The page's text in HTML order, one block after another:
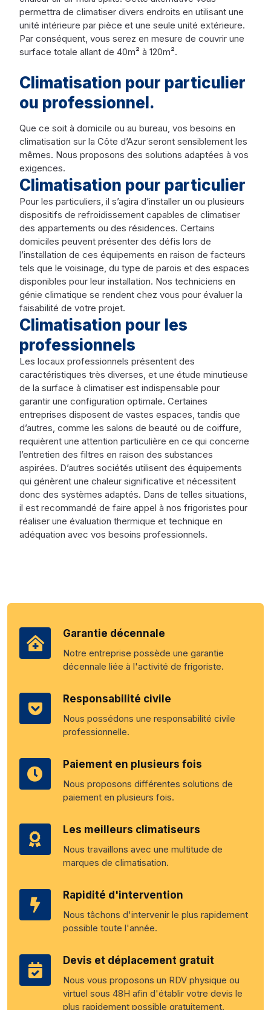
permettra de climatiser divers endroits en utilisant une
unité intérieure par pièce et une seule unité extérieure.
Par conséquent, vous serez en mesure de couvrir une
surface totale allant de 40m² à 120m².
Climatisation pour particulier
ou professionnel.
Que ce soit à domicile ou au bureau, vos besoins en
climatisation sur la Côte d’Azur seront sensiblement les
mêmes. Nous proposons des solutions adaptées à vos
exigences.
Climatisation pour particulier
Pour les particuliers, il s’agira d’installer un ou plusieurs
dispositifs de refroidissement capables de climatiser
des appartements ou des résidences. Certains
domiciles peuvent présenter des défis lors de
l’installation de ces équipements en raison de facteurs
tels que le voisinage, du type de parois et des espaces
disponibles pour leur installation. Nos techniciens en
génie climatique se rendent chez vous pour évaluer la
faisabilité de votre projet.
Climatisation pour les
professionnels
Les locaux professionnels présentent des
caractéristiques très diverses, et une étude minutieuse
de la surface à climatiser est indispensable pour
garantir une configuration optimale. Certaines
entreprises disposent de vastes espaces, tandis que
d’autres, comme les salons de beauté ou de coiffure,
requièrent une attention particulière en ce qui concerne
l’entretien des filtres en raison des substances
aspirées. D’autres sociétés utilisent des équipements
qui génèrent une chaleur significative et nécessitent
donc des systèmes adaptés. Dans de telles situations,
il est recommandé de faire appel à nos frigoristes pour
réaliser une évaluation thermique et technique en
adéquation avec vos besoins professionnels.
Garantie décennale
Notre entreprise possède une garantie
décennale liée à l'activité de frigoriste.
Responsabilité civile
Nous possédons une responsabilité civile
professionnelle.
Paiement en plusieurs fois
Nous proposons différentes solutions de
paiement en plusieurs fois.
Les meilleurs climatiseurs
Nous travaillons avec une multitude de
marques de climatisation.
Rapidité d'intervention
Nous tâchons d'intervenir le plus rapidement
possible toute l'année.
Devis et déplacement gratuit
Nous vous proposons un RDV physique ou
virtuel sous 48H afin d'établir votre devis le
plus rapidement possible gratuitement.